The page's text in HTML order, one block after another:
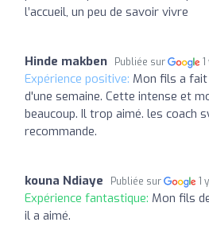
l’accueil, un peu de savoir vivre
Hinde makben Publiée sur
Expérience positive: Mon fils a
d'une semaine. Cette intense et
beaucoup. Il trop aimé. les coach
recommande.
kouna Ndiaye Publiée sur 1
Expérience fantastique: Mon fils
il a aimé.